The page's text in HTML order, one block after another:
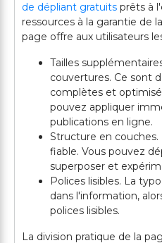
de dépliant gratuits prêts à
ressources à la garantie de
page offre aux utilisateurs
Tailles
couvertures. Ce sont
complètes et
pouvez appliquer
publications en ligne.
Structure en couches.
fiable. Vous pouvez
superposer et
Polices lisibles. La
dans l'information,
polices lisibles.
La division pratique de la